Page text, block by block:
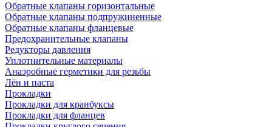
Обратные клапаны горизонтальные
Обратные клапаны подпружиненные
Обратные клапаны фланцевые
Предохранительные клапаны
Редукторы давления
Уплотнительные материалы
Анаэробные герметики для резьбы
Лён и паста
Прокладки
Прокладки для кранбуксы
Прокладки для фланцев